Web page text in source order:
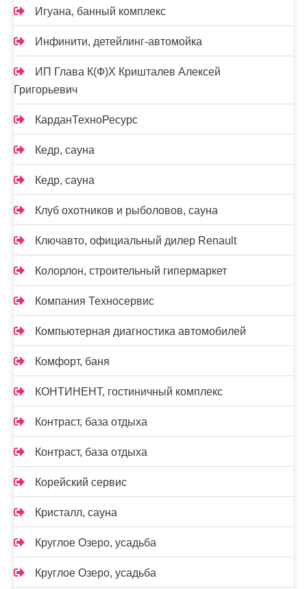
Игуана, банный комплекс
Инфинити, детейлинг-автомойка
ИП Глава К(Ф)Х Кришталев Алексей
Григорьевич
КарданТехноРесурс
Кедр, сауна
Кедр, сауна
Клуб охотников и рыболовов, сауна
Ключавто, официальный дилер Renault
Колорлон, строительный гипермаркет
Компания Техносервис
Компьютерная диагностика автомобилей
Комфорт, баня
КОНТИНЕНТ, гостиничный комплекс
Контраст, база отдыха
Контраст, база отдыха
Корейский сервис
Кристалл, сауна
Круглое Озеро, усадьба
Круглое Озеро, усадьба